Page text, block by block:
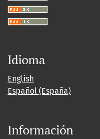
Idioma
English
Español (España)
Información